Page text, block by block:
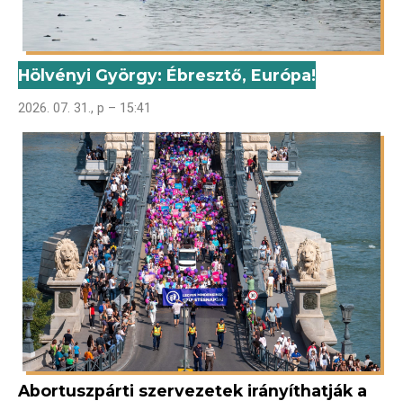
Hölvényi György: Ébresztő, Európa!
2026. 07. 31., p – 15:41
Abortuszpárti szervezetek irányíthatják a